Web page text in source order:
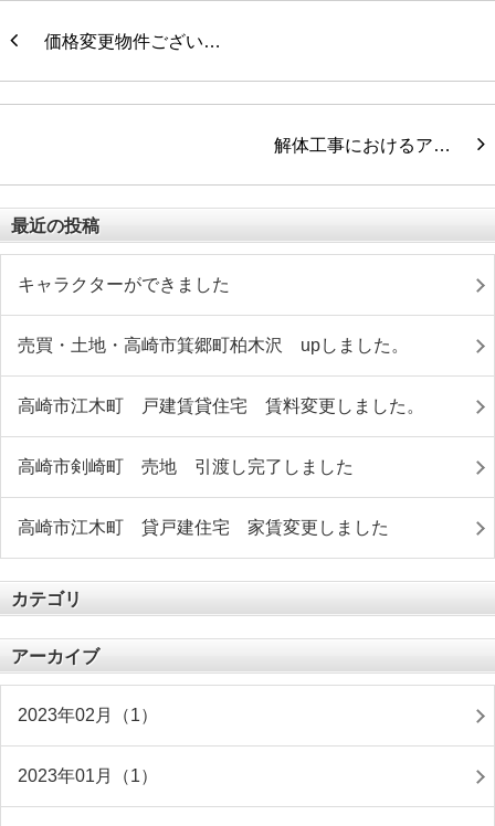
価格変更物件ござい…
解体工事におけるア…
最近の投稿
キャラクターができました
売買・土地・高崎市箕郷町柏木沢 upしました。
高崎市江木町 戸建賃貸住宅 賃料変更しました。
高崎市剣崎町 売地 引渡し完了しました
高崎市江木町 貸戸建住宅 家賃変更しました
カテゴリ
アーカイブ
2023年02月（1）
2023年01月（1）